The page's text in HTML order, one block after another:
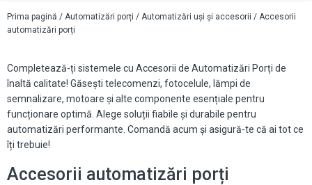
Prima pagină / Automatizări porți / Automatizări uși și accesorii / Accesorii
automatizări porți
Completează-ți sistemele cu Accesorii de Automatizări Porți de
înaltă calitate! Găsești telecomenzi, fotocelule, lămpi de
semnalizare, motoare și alte componente esențiale pentru
funcționare optimă. Alege soluții fiabile și durabile pentru
automatizări performante. Comandă acum și asigură-te că ai tot ce
îți trebuie!
Accesorii automatizări porți